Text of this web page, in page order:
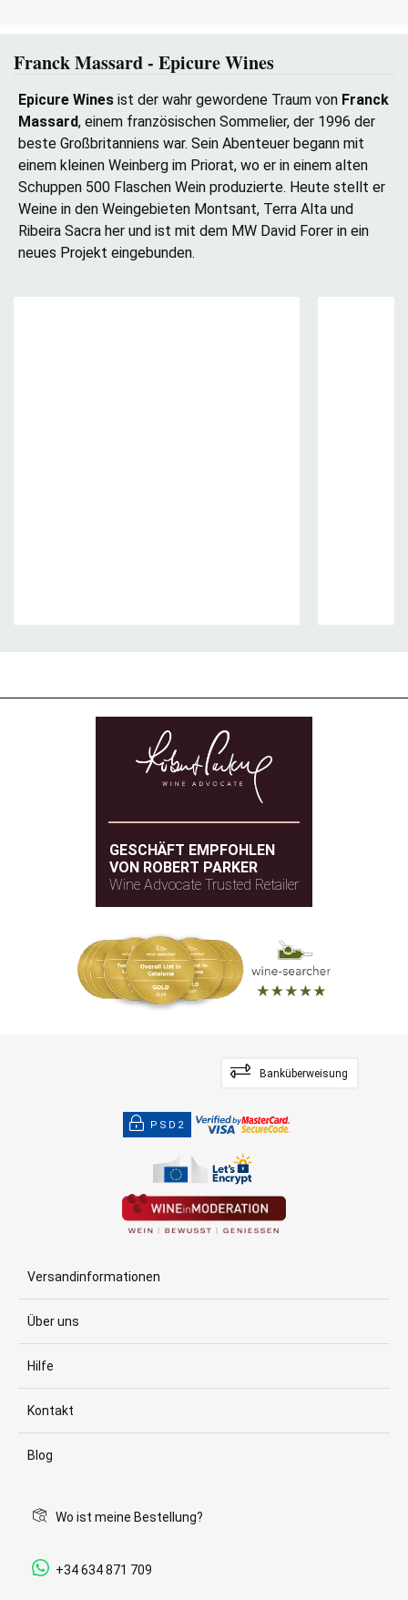
Franck Massard - Epicure Wines
Epicure Wines ist der wahr gewordene Traum von Franck
Massard, einem französischen Sommelier, der 1996 der
beste Großbritanniens war. Sein Abenteuer begann mit
einem kleinen Weinberg im Priorat, wo er in einem alten
Schuppen 500 Flaschen Wein produzierte. Heute stellt er
Weine in den Weingebieten Montsant, Terra Alta und
Ribeira Sacra her und ist mit dem MW David Forer in ein
neues Projekt eingebunden.
GESCHÄFT EMPFOHLEN
VON ROBERT PARKER
Wine Advocate Trusted Retailer
Banküberweisung
PSD2
Versandinformationen
Über uns
Hilfe
Kontakt
Blog
Wo ist meine Bestellung?
+34 634 871 709